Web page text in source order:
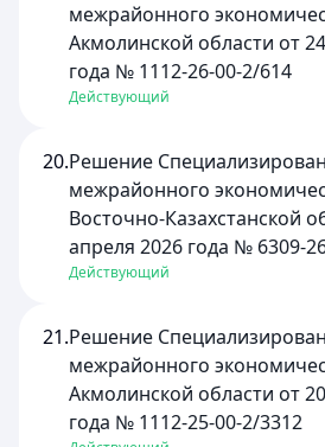
межрайонного
Акмолинской области от
года № 1112-26-00-2/614
Действующий
20.Решение
межрайонного
Восточно-Казахстанской
апреля 2026 года № 6309-
Действующий
21.Решение
межрайонного
Акмолинской области от
года № 1112-25-00-2/3312